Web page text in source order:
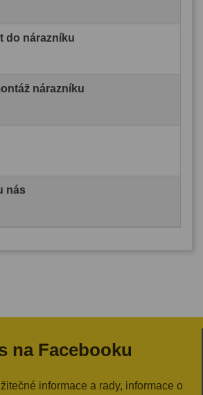
do nárazníku
nárazníku
nás
na Facebooku
informace a rady, informace o